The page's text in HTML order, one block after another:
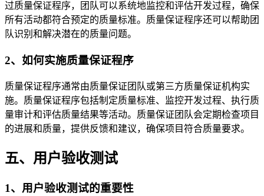
过质量保证程序，团队可以系统地监控和评估开发过程，确保
所有活动都符合预定的质量标准。质量保证程序还可以帮助团
队识别和解决潜在的质量问题。
2、如何实施质量保证程序
质量保证程序通常由质量保证团队或第三方质量保证机构实
施。质量保证程序包括制定质量标准、监控开发过程、执行质
量审计和评估质量结果等活动。质量保证团队会定期检查项目
的进展和质量，提供反馈和建议，确保项目符合质量要求。
五、用户验收测试
1、用户验收测试的重要性